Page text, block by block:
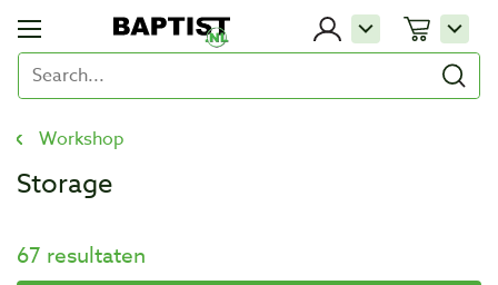
Workshop
Storage
67 resultaten